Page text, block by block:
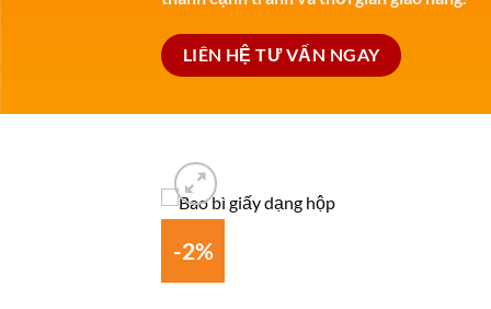
LIÊN HỆ TƯ VẤN NGAY
-2%